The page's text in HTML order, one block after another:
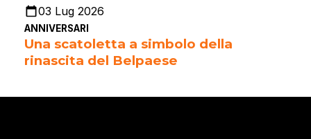
03 Lug 2026
ANNIVERSARI
Una scatoletta a simbolo della
rinascita del Belpaese